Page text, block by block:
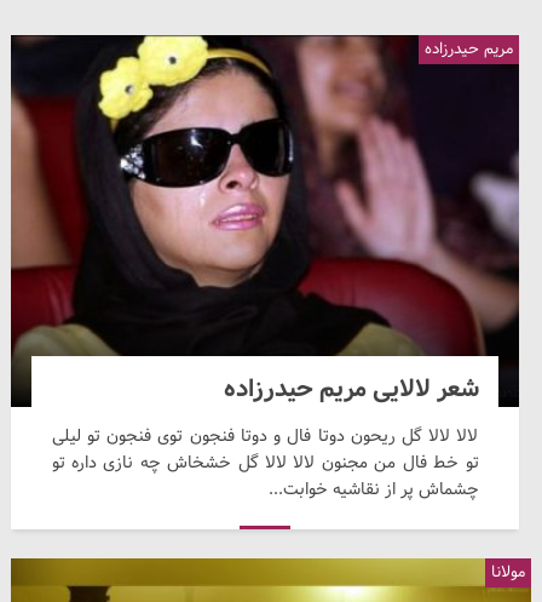
شعر لالایی مریم حیدرزاده
لالا لالا گل ریحون دوتا فال و دوتا فنجون توی فنجون تو لیلی
تو خط فال من مجنون لالا لالا گل خشخاش چه نازی داره تو
چشماش پر از نقاشیه خوابت...
مریم حیدرزاده
مولانا